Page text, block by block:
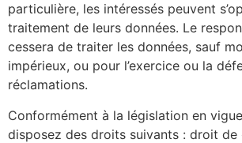
particulière, les intéressés peuvent
traitement de leurs données. Le
cessera de traiter les données, sauf
impérieux, ou pour l’exercice ou la
réclamations.
Conformément à la législation en
disposez des droits suivants : droit de